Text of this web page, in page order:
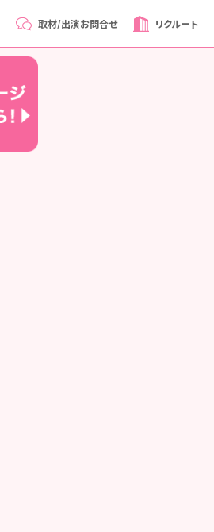
取材/出演お問合せ リクルート